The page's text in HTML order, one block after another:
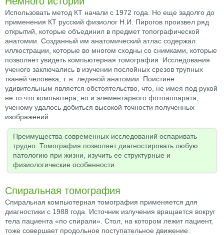
Использовать метод КТ начали с 1972 года. Но еще задолго до
применения КТ русский физиолог Н.И. Пирогов произвел ряд
открытий, которые объединил в предмет топографической
анатомии. Созданный им анатомический атлас содержал
иллюстрации, которые во многом сходны со снимками, которые
позволяет увидеть компьютерная томография. Исследования
ученого заключались в изучении послойных срезов трупных
тканей человека, т. н. ледяной анатомии. Поистине
удивительным является обстоятельство, что, не имея под рукой
не то что компьютера, но и элементарного фотоаппарата,
ученому удалось добиться высокой точности полученных
изображений.
Преимущества современных исследований оспаривать
трудно. Томография позволяет диагностировать любую
патологию при жизни, изучить ее структурные и
физиологические особенности.
Спиральная томография
Спиральная компьютерная томография применяется для
диагностики с 1988 года. Источник излучения вращается вокруг
тела пациента «по спирали». Стол, на котором лежит пациент,
тоже совершает продольное поступательное движение.